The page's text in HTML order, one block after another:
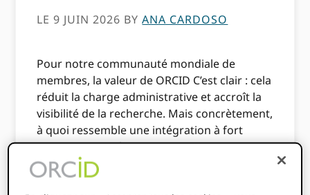
LE 9 JUIN 2026 BYANA CARDOSO
Pour notre communauté mondiale de
membres, la valeur de ORCID C’est clair : cela
réduit la charge administrative et accroît la
visibilité de la recherche. Mais concrètement,
à quoi ressemble une intégration à fort
impact « en coulisses » ?
Dans notre récent ORCID Lors de la session
Wild, nous avons invité le Dr Annalisa